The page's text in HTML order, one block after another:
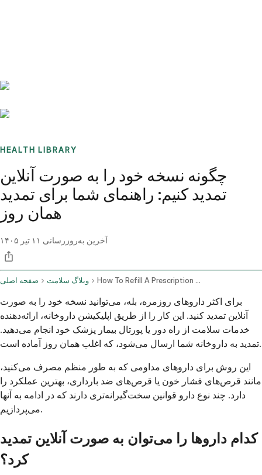
HEALTH LIBRARY
چگونه نسخه خود را به صورت آنلاین
تمدید کنیم: راهنمای شما برای تمدید
همان روز
آخرین به‌روزرسانی ۱۱ تیر ۱۴۰۵
صفحه اصلی وبلاگ سلامت How To Refill A Prescription Online Your Step By Step Guide To Same Day Refills
برای اکثر داروهای روزمره، بله، می‌توانید نسخه خود را به صورت
آنلاین تمدید کنید. این کار را از طریق اپلیکیشن داروخانه، ارائه‌دهنده
خدمات سلامت از راه دور یا پورتال بیمار پزشک خود انجام می‌دهید.
تمدید به داروخانه شما ارسال می‌شود، که اغلب همان روز آماده است.
این روش برای داروهای مداومی که به طور منظم مصرف می‌کنید،
مانند قرص‌های فشار خون یا قرص‌های ضد بارداری، بهترین عملکرد را
دارد. چند نوع دارو قوانین سخت‌گیرانه‌تری دارند که در ادامه به آنها
می‌پردازیم.
کدام داروها را می‌توان به صورت آنلاین تمدید
کرد؟